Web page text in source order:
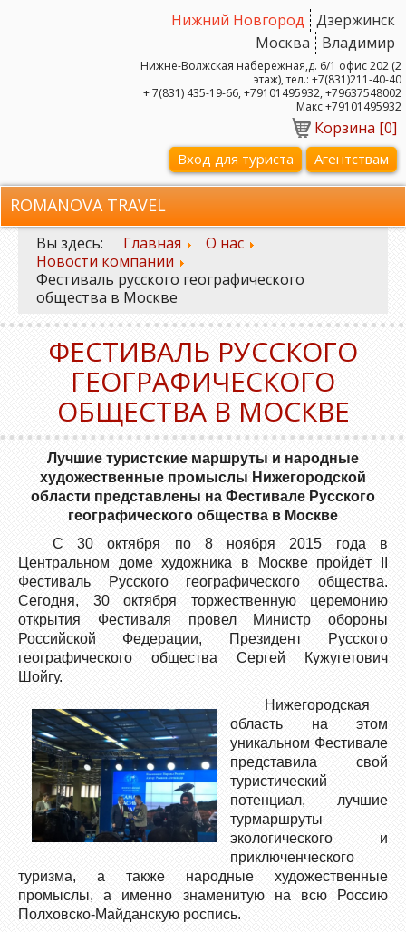
Дзержинск
Нижний Новгород
Владимир
Москва
Нижне-Волжская набережная,д. 6/1 офис 202 (2
этаж), тел.: +7(831)211-40-40
+ 7(831) 435-19-66, +79101495932, +79637548002
Макс +79101495932
Корзина [0]
Вход для туриста Агентствам
ROMANOVA TRAVEL
Вы здесь: Главная
О нас
Новости компании
Фестиваль русского географического
общества в Москве
ФЕСТИВАЛЬ РУССКОГО
ГЕОГРАФИЧЕСКОГО
ОБЩЕСТВА В МОСКВЕ
Лучшие туристские маршруты и народные
художественные промыслы Нижегородской
области представлены на Фестивале Русского
географического общества в Москве
С 30 октября по 8 ноября 2015 года в
Центральном доме художника в Москве пройдёт II
Фестиваль Русского географического общества.
Сегодня, 30 октября торжественную церемонию
открытия Фестиваля провел Министр обороны
Российской Федерации, Президент Русского
географического общества Сергей Кужугетович
Шойгу.
Нижегородская
область на этом
уникальном Фестивале
представила свой
туристический
потенциал, лучшие
турмаршруты
экологического и
приключенческого
туризма, а также народные художественные
промыслы, а именно знаменитую на всю Россию
Полховско-Майданскую роспись.